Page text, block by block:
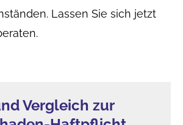
Lassen Sie sich jetzt
Vergleich zur